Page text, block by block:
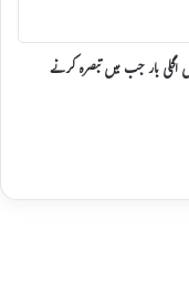
بار جب میں تبصرہ کرنے